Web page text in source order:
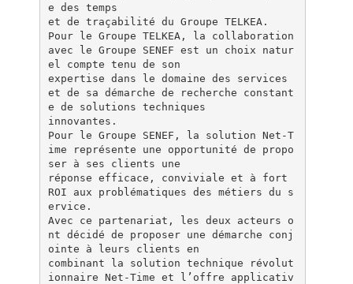
e des temps
et de traçabilité du Groupe TELKEA.
Pour le Groupe TELKEA, la collaboration
avec le Groupe SENEF est un choix natur
el compte tenu de son
expertise dans le domaine des services
et de sa démarche de recherche constant
e de solutions techniques
innovantes.
Pour le Groupe SENEF, la solution Net-T
ime représente une opportunité de propo
ser à ses clients une
réponse efficace, conviviale et à fort
ROI aux problématiques des métiers du s
ervice.
Avec ce partenariat, les deux acteurs o
nt décidé de proposer une démarche conj
ointe à leurs clients en
combinant la solution technique révolut
ionnaire Net-Time et l’offre applicativ